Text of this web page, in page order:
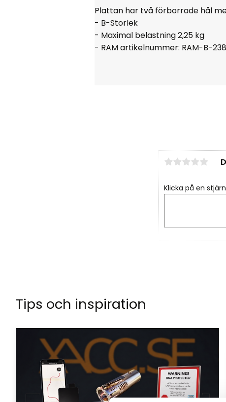
Plattan har två förborrade hål
- B-Storlek
- Maximal belastning 2,25 kg
- RAM artikelnummer: RAM-B-
Klicka på en
Tips och inspiration